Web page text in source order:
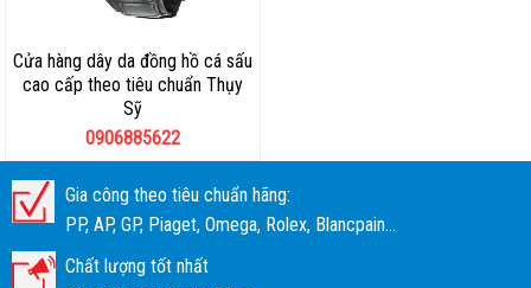
Cửa hàng dây da đồng hồ cá sấu
cao cấp theo tiêu chuẩn Thụy
Sỹ
0906885622
Gia công theo tiêu chuẩn hãng:
PP, AP, GP, Piaget, Omega, Rolex, Blancpain...
Chất lượng tốt nhất